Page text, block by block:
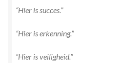
“Hier is succes.”
“Hier is erkenning.”
“Hier is veiligheid.”